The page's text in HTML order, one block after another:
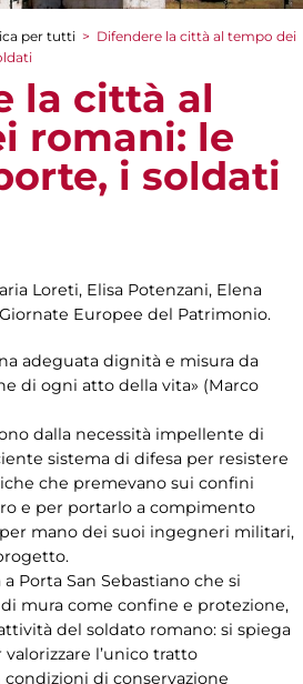
per tutti > Difendere la città al tempo dei
la città al
romani: le
i soldati
Loreti, Elisa Potenzani, Elena
Europee del Patrimonio.
adeguata dignità e misura da
di ogni atto della vita» (Marco
dalla necessità impellente di
sistema di difesa per resistere
che premevano sui confini
e per portarlo a compimento
mano dei suoi ingegneri militari,
Porta San Sebastiano che si
mura come confine e protezione,
del soldato romano: si spiega
l’unico tratto
di conservazione